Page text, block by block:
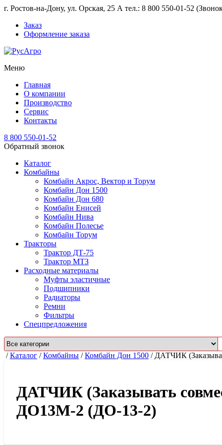
г. Ростов-на-Дону, ул. Орская, 25 А тел.: 8 800 550-01-52
Заказ
Оформление заказа
Меню
Главная
О компании
Производство
Сервис
Контакты
8 800 550-01-52
Обратный звонок
Каталог
Комбайны
Комбайн Акрос, Вектор и Торум
Комбайн Дон 1500
Комбайн Дон 680
Комбайн Енисей
Комбайн Нива
Комбайн Полесье
Комбайн Торум
Тракторы
Трактор ДТ-75
Трактор МТЗ
Расходные материалы
Муфты эластичные
Подшипники
Радиаторы
Ремни
Фильтры
Спецпредложения
/Каталог /Комбайны /Комбайн Дон 1500 / ДАТЧИК
ДАТЧИК (Заказывать
ДО13М-2 (ДО-13-2)